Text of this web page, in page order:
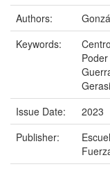
Authors:
Keywords:
Issue Date:
2023
Publisher: